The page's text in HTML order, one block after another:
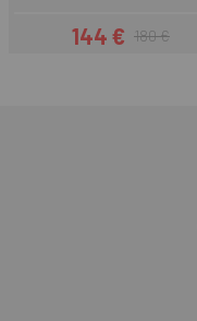
Preu
144 €Preu regular
180 €